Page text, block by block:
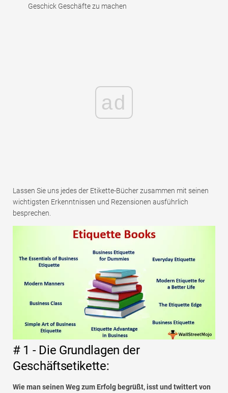
Geschick Geschäfte zu machen
ad
Lassen Sie uns jedes der Etikette-Bücher zusammen mit seinen
wichtigsten Erkenntnissen und Rezensionen ausführlich
besprechen.
# 1 - Die Grundlagen der
Geschäftsetikette:
Wie man seinen Weg zum Erfolg begrüßt, isst und twittert von